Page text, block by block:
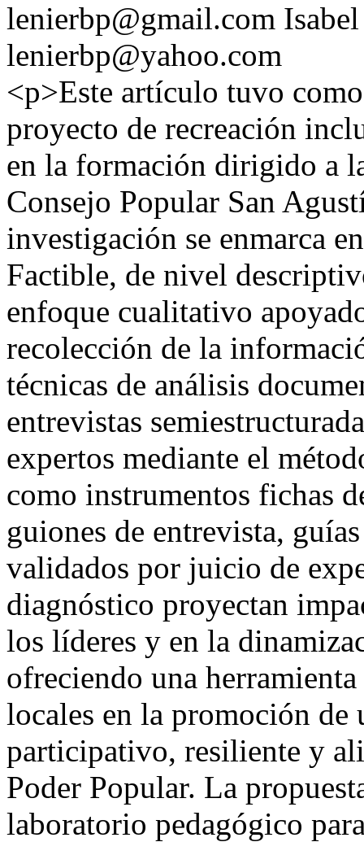
lenierbp@gmail.com
lenierbp@yahoo.com
<p>Este artículo tuvo
proyecto de recreación
en la formación dirigido a
Consejo Popular San
investigación se enmarca
Factible, de nivel
enfoque cualitativo
recolección de la
técnicas de análisis
entrevistas
expertos mediante el
como instrumentos fichas
guiones de entrevista,
validados por juicio de
diagnóstico proyectan
los líderes y en la
ofreciendo una
locales en la promoción
participativo, resiliente y
Poder Popular. La
laboratorio pedagógico